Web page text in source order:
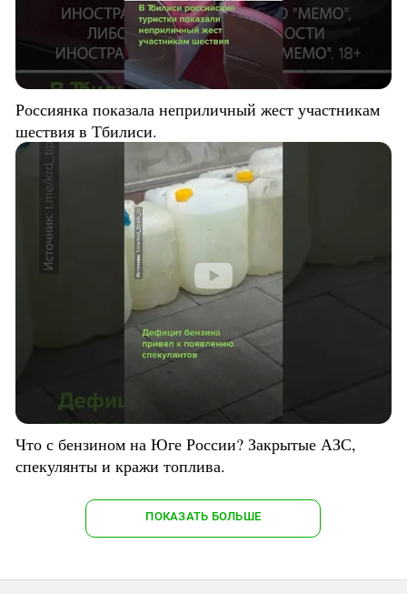
Россиянка показала неприличный жест участникам
шествия в Тбилиси.
Что с бензином на Юге России? Закрытые АЗС,
спекулянты и кражи топлива.
ПОКАЗАТЬ БОЛЬШЕ